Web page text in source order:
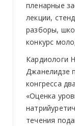
пленарные
лекции,
разборы,
конкурс
Кардиологи
Джанелидзе
конгресса
«Оценка
течения